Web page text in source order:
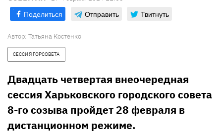
Поделиться Отправить Твитнуть
Автор: Татьяна Костенко
СЕССИЯ ГОРСОВЕТА
Двадцать четвертая внеочередная
сессия Харьковского городского совета
8-го созыва пройдет 28 февраля в
дистанционном режиме.